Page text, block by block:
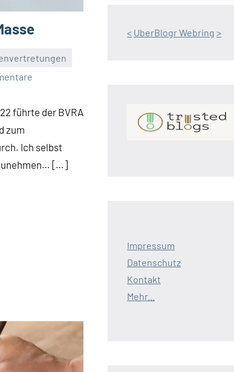
führte der BVRA
zum
Ich selbst
[…]
< UberBlogr Webring >
Impressum
Datenschutz
Kontakt
Mehr...